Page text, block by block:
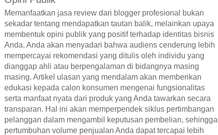
Memanfaatkan jasa review dari blogger profesional bukan
sekadar tentang mendapatkan tautan balik, melainkan upaya
membentuk opini publik yang positif terhadap identitas bisnis
Anda. Anda akan menyadari bahwa audiens cenderung lebih
mempercayai rekomendasi yang ditulis oleh individu yang
dianggap ahli atau berpengalaman di bidangnya masing
masing. Artikel ulasan yang mendalam akan memberikan
edukasi kepada calon konsumen mengenai fungsionalitas
serta manfaat nyata dari produk yang Anda tawarkan secara
transparan. Hal ini akan memperpendek siklus pertimbangan
pelanggan dalam mengambil keputusan pembelian, sehingga
pertumbuhan volume penjualan Anda dapat tercapai lebih